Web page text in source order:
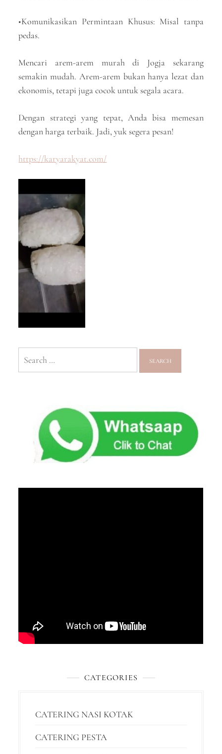
•Komunikasikan Permintaan Khusus: Misal tanpa
pedas.
Mencari arem-arem murah di Jogja sekarang
semakin mudah. Arem-arem bukan hanya lezat dan
ekonomis, tetapi juga cocok untuk segala acara.
Dengan strategi yang tepat, Anda bisa memesan
dengan harga terbaik. Jadi, yuk segera pesan!
https://karyarakyat.com/
CATEGORIES
CATERING NASI KOTAK
CATERING PESTA